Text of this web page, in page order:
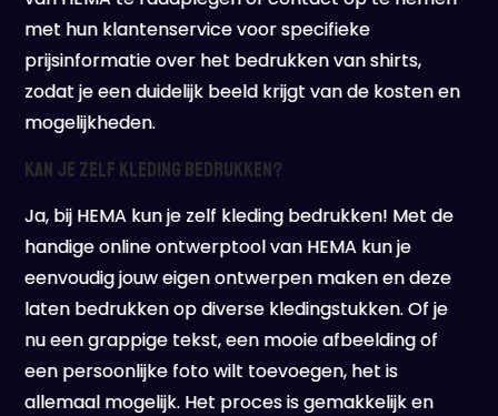
met hun klantenservice voor specifieke
prijsinformatie over het bedrukken van shirts,
zodat je een duidelijk beeld krijgt van de kosten en
mogelijkheden.
Kan je zelf kleding bedrukken?
Ja, bij HEMA kun je zelf kleding bedrukken! Met de
handige online ontwerptool van HEMA kun je
eenvoudig jouw eigen ontwerpen maken en deze
laten bedrukken op diverse kledingstukken. Of je
nu een grappige tekst, een mooie afbeelding of
een persoonlijke foto wilt toevoegen, het is
allemaal mogelijk. Het proces is gemakkelijk en